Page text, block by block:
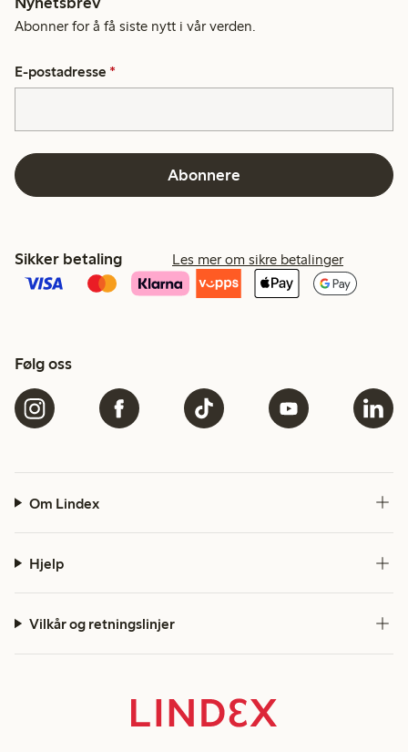
Abonner for å få siste nytt i vår verden.
E-postadresse *
Abonnere
Sikker betaling Les mer om sikre betalinger
Følg oss
Om Lindex
Hjelp
Vilkår og retningslinjer